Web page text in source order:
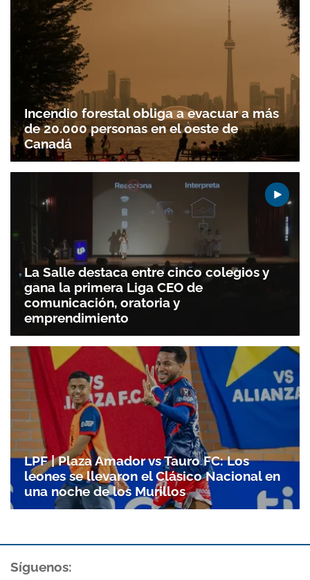
Gracias por suscribirte a nuestro boletín.
ACEPTAR
Incendio forestal obliga a evacuar a más
de 20.000 personas en el oeste de
Canadá
La Salle destaca entre cinco colegios y
gana la primera Liga CEO de
comunicación, oratoria y
emprendimiento
LPF | Plaza Amador vs Tauro FC: Los
leones se llevaron el Clásico Nacional en
una noche de los Murillos
Síguenos: